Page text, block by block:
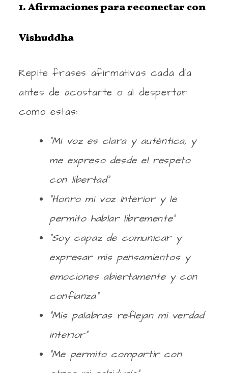
1. Afirmaciones para reconectar con
Vishuddha
Repite frases afirmativas cada día
antes de acostarte o al despertar
como estas:
“Mi voz es clara y auténtica, y
me expreso desde el respeto
con libertad”
“Honro mi voz interior y le
permito hablar libremente”
“Soy capaz de comunicar y
expresar mis pensamientos y
emociones abiertamente y con
confianza”
“Mis palabras reflejan mi verdad
interior”
“Me permito compartir con